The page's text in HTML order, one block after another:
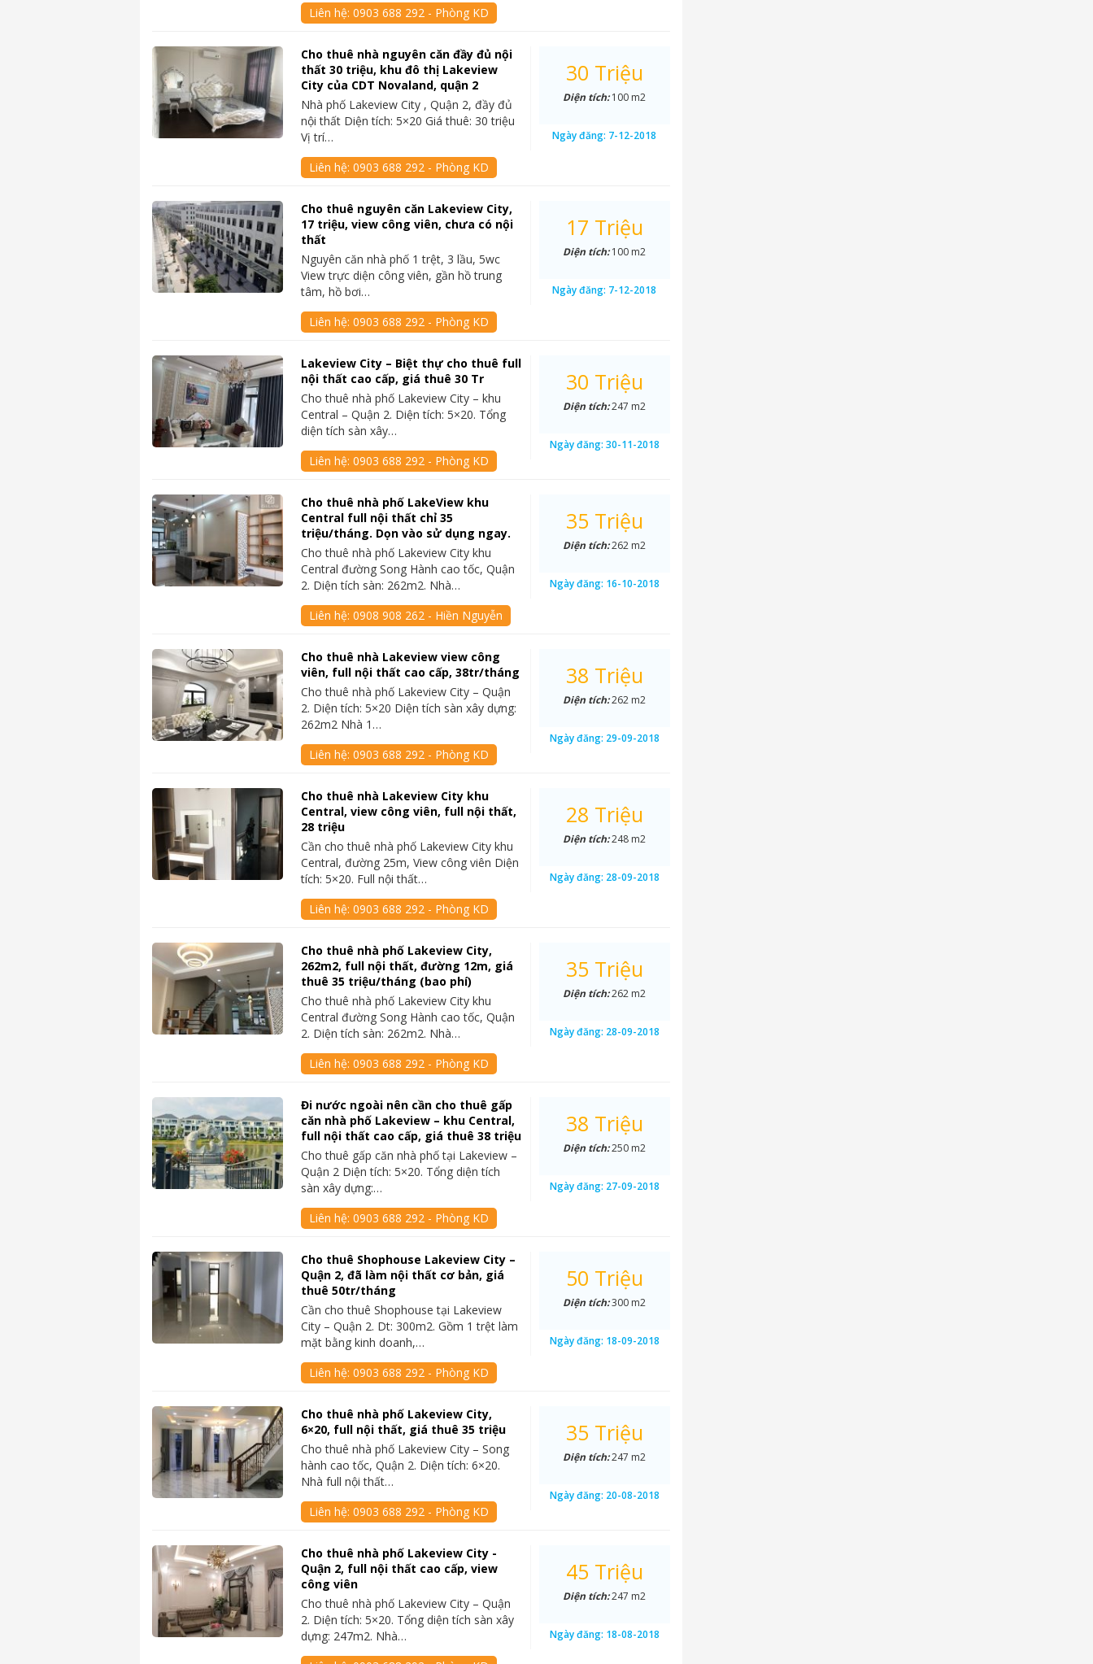
Liên hệ:0903 688 292 - Phòng KD
Cho thuê nhà nguyên căn đầy đủ nội
thất 30 triệu, khu đô thị Lakeview
City của CDT Novaland, quận 2
Nhà phố Lakeview City , Quận 2, đầy đủ
nội thất Diện tích: 5×20 Giá thuê: 30 triệu
Vị trí…
Liên hệ:0903 688 292 - Phòng KD
30 Triệu
Diện tích:100 m2
Ngày đăng: 7-12-2018
Cho thuê nguyên căn Lakeview City,
17 triệu, view công viên, chưa có nội
thất
Nguyên căn nhà phố 1 trệt, 3 lầu, 5wc
View trực diện công viên, gần hồ trung
tâm, hồ bơi…
Liên hệ:0903 688 292 - Phòng KD
17 Triệu
Diện tích:100 m2
Ngày đăng: 7-12-2018
Lakeview City – Biệt thự cho thuê full
nội thất cao cấp, giá thuê 30 Tr
Cho thuê nhà phố Lakeview City – khu
Central – Quận 2. Diện tích: 5×20. Tổng
diện tích sàn xây…
Liên hệ:0903 688 292 - Phòng KD
30 Triệu
Diện tích:247 m2
Ngày đăng: 30-11-2018
Cho thuê nhà phố LakeView khu
Central full nội thất chỉ 35
triệu/tháng. Dọn vào sử dụng ngay.
Cho thuê nhà phố Lakeview City khu
Central đường Song Hành cao tốc, Quận
2. Diện tích sàn: 262m2. Nhà…
Liên hệ:0908 908 262 - Hiền Nguyễn
35 Triệu
Diện tích:262 m2
Ngày đăng: 16-10-2018
Cho thuê nhà Lakeview view công
viên, full nội thất cao cấp, 38tr/tháng
Cho thuê nhà phố Lakeview City – Quận
2. Diện tích: 5×20 Diện tích sàn xây dựng:
262m2 Nhà 1…
Liên hệ:0903 688 292 - Phòng KD
38 Triệu
Diện tích:262 m2
Ngày đăng: 29-09-2018
Cho thuê nhà Lakeview City khu
Central, view công viên, full nội thất,
28 triệu
Cần cho thuê nhà phố Lakeview City khu
Central, đường 25m, View công viên Diện
tích: 5×20. Full nội thất…
Liên hệ:0903 688 292 - Phòng KD
28 Triệu
Diện tích:248 m2
Ngày đăng: 28-09-2018
Cho thuê nhà phố Lakeview City,
262m2, full nội thất, đường 12m, giá
thuê 35 triệu/tháng (bao phí)
Cho thuê nhà phố Lakeview City khu
Central đường Song Hành cao tốc, Quận
2. Diện tích sàn: 262m2. Nhà…
Liên hệ:0903 688 292 - Phòng KD
35 Triệu
Diện tích:262 m2
Ngày đăng: 28-09-2018
Đi nước ngoài nên cần cho thuê gấp
căn nhà phố Lakeview – khu Central,
full nội thất cao cấp, giá thuê 38 triệu
Cho thuê gấp căn nhà phố tại Lakeview –
Quận 2 Diện tích: 5×20. Tổng diện tích
sàn xây dựng:…
Liên hệ:0903 688 292 - Phòng KD
38 Triệu
Diện tích:250 m2
Ngày đăng: 27-09-2018
Cho thuê Shophouse Lakeview City –
Quận 2, đã làm nội thất cơ bản, giá
thuê 50tr/tháng
Cần cho thuê Shophouse tại Lakeview
City – Quận 2. Dt: 300m2. Gồm 1 trệt làm
mặt bằng kinh doanh,…
Liên hệ:0903 688 292 - Phòng KD
50 Triệu
Diện tích:300 m2
Ngày đăng: 18-09-2018
Cho thuê nhà phố Lakeview City,
6×20, full nội thất, giá thuê 35 triệu
Cho thuê nhà phố Lakeview City – Song
hành cao tốc, Quận 2. Diện tích: 6×20.
Nhà full nội thất…
Liên hệ:0903 688 292 - Phòng KD
35 Triệu
Diện tích:247 m2
Ngày đăng: 20-08-2018
Cho thuê nhà phố Lakeview City -
Quận 2, full nội thất cao cấp, view
công viên
Cho thuê nhà phố Lakeview City – Quận
2. Diện tích: 5×20. Tổng diện tích sàn xây
dựng: 247m2. Nhà…
45 Triệu
Diện tích:247 m2
Ngày đăng: 18-08-2018